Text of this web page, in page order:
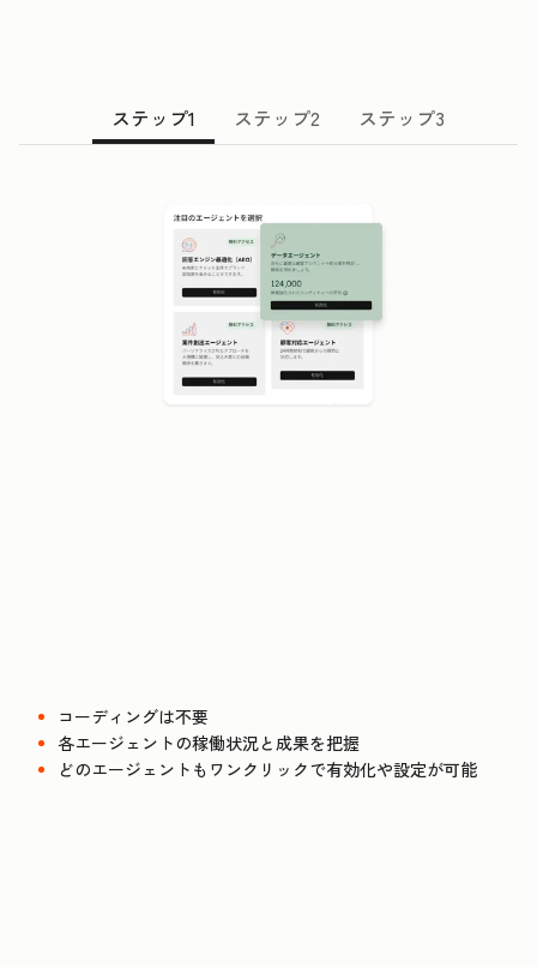
ステップ1 ステップ2 ステップ3
コーディングは不要
各エージェントの稼働状況と成果を把握
どのエージェントもワンクリックで有効化や設定が可能